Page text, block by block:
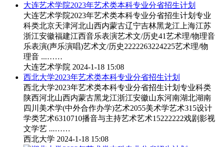
大连艺术学院2023年艺术类本科专业分省招生计划
大连艺术学院2023年艺术类本科专业分省招生计划专业
科类北京天津河北山西内蒙古辽宁吉林黑龙江上海江苏
浙江安徽福建江西音乐表演艺术文/历史41艺术理/物理音
乐表演(声乐演唱)艺术文/历史2222263224225艺术理/物
理音 ...……
大连艺术学院 2024-1-18 15:08
西北大学2023年艺术类本科专业分省招生计划
西北大学2023年艺术类本科专业分省招生计划专业科类
陕西河北山西内蒙古黑龙江浙江安徽山东河南湖北湖南
四川美术学(中外合作办学)艺术2055美术学艺术315设计
学类艺术6310710播音与主持艺术艺术15222222戏剧影视
文学艺 ...……
西北大学 2024-1-18 15:08